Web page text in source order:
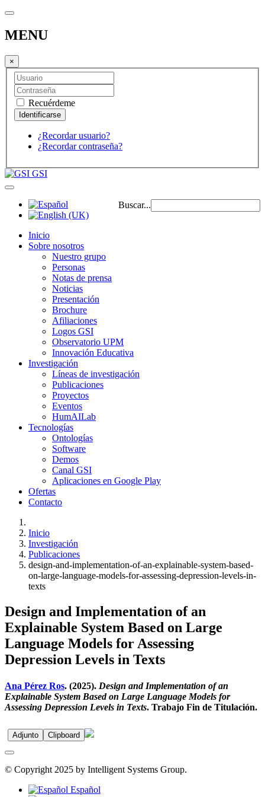
MENU
×
Recuérdeme
¿Recordar usuario?
¿Recordar contraseña?
GSI
Buscar...
Inicio
Sobre nosotros
Nuestro grupo
Personas
Notas de prensa
Noticias
Presentación
Brochure
Afiliaciones
Logos GSI
Observatorio UPM
Innovación Educativa
Investigación
Líneas de investigación
Publicaciones
Proyectos
Eventos
HumAILab
Tecnologías
Ontologías
Software
Demos
Canal GSI
Aplicaciones en Google Play
Ofertas
Contacto
Inicio
Investigación
Publicaciones
design-and-implementation-of-an-explainable-system-based-
on-large-language-models-for-assessing-depression-levels-in-
texts
Design and Implementation of an
Explainable System Based on Large
Language Models for Assessing
Depression Levels in Texts
Ana Pérez Ros. (2025). Design and Implementation of an
Explainable System Based on Large Language Models for
Assessing Depression Levels in Texts. Trabajo Fin de Titulación.
Adjunto Clipboard
© Copyright 2025 by Intelligent Systems Group.
Español